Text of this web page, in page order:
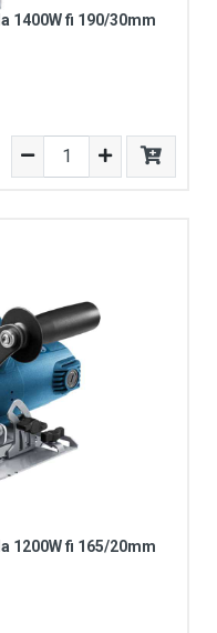
1400W fi 190/30mm
1200W fi 165/20mm